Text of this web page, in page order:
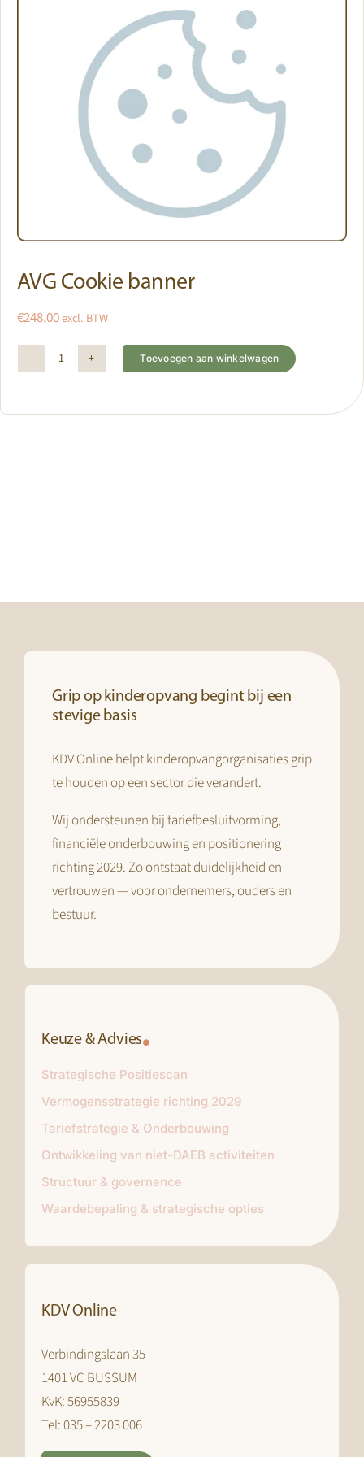
AVG Cookie banner
€248,00excl. BTW
AVG
banner
Toevoegen aan winkelwagen
Grip op kinderopvang begint bij een
stevige basis
KDV Online helpt kinderopvangorganisaties grip
te houden op een sector die verandert.
Wij ondersteunen bij tariefbesluitvorming,
financiële onderbouwing en positionering
richting 2029. Zo ontstaat duidelijkheid en
vertrouwen — voor ondernemers, ouders en
bestuur.
Keuze & Advies
Strategische Positiescan
Vermogensstrategie richting 2029
Tariefstrategie & Onderbouwing
Ontwikkeling van niet-DAEB activiteiten
Structuur & governance
Waardebepaling & strategische opties
KDV Online
Verbindingslaan 35
1401 VC BUSSUM
KvK: 56955839
Tel: 035 – 2203 006